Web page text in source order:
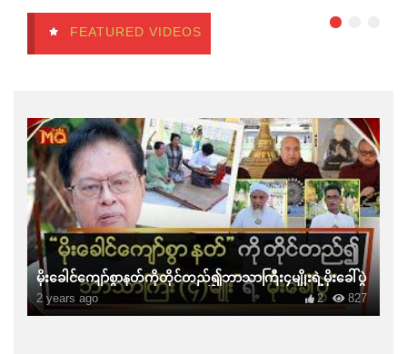
FEATURED VIDEOS
မိုးခေါင်ကျော်စွာနတ်ကိုတိုင်တည်၍ဘာသာကြီး၄မျိုးရဲ့မိုးခေါ်ပွဲ
2 years ago 827
2